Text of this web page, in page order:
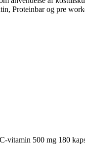
Proteinbar og pre